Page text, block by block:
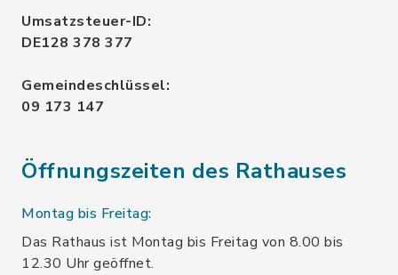
Umsatzsteuer-ID:
DE128 378 377
Gemeindeschlüssel:
09 173 147
Öffnungszeiten des Rathauses
Montag bis Freitag:
Das Rathaus ist Montag bis Freitag von 8.00 bis
12.30 Uhr geöffnet.